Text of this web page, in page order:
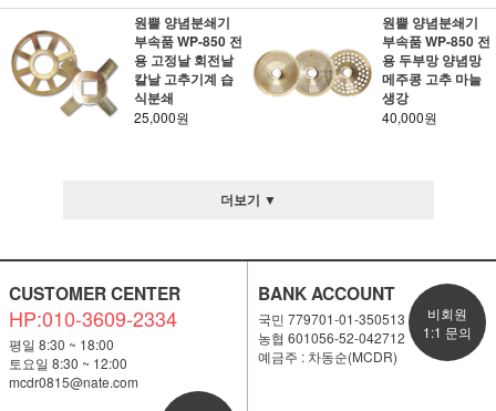
원뿔 양념분쇄기
부속품 WP-850 전
용 고정날 회전날
칼날 고추기계 습
식분쇄
25,000원
원뿔 양념분쇄기
부속품 WP-850 전
용 두부망 양념망
메주콩 고추 마늘
생강
40,000원
더보기 ▼
CUSTOMER CENTER
HP:010-3609-2334
평일 8:30 ~ 18:00
토요일 8:30 ~ 12:00
mcdr0815@nate.com
BANK ACCOUNT
국민 779701-01-350513
농협 601056-52-042712
예금주 : 차동순(MCDR)
비회원
1:1 문의